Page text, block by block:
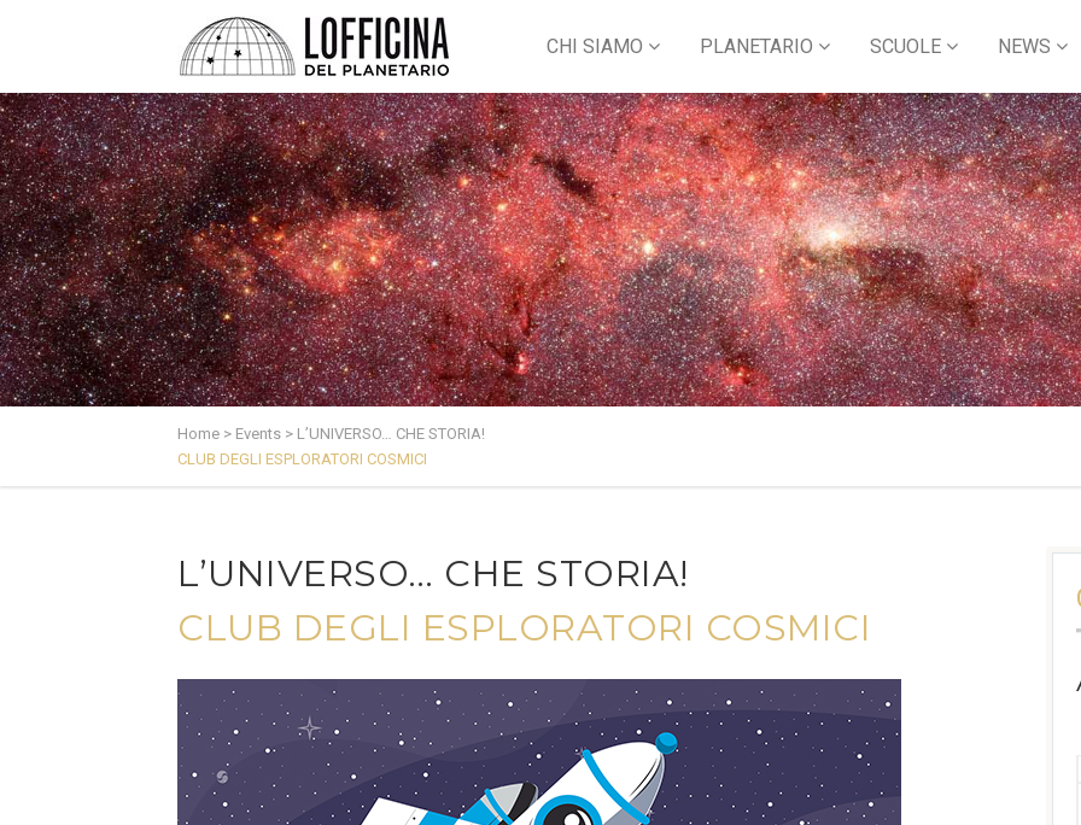
CHI SIAMO PLANETARIO SCUOLE NEWS
Home > Events > L’UNIVERSO… CHE STORIA!
CLUB DEGLI ESPLORATORI COSMICI
L’UNIVERSO… CHE STORIA!
CLUB DEGLI ESPLORATORI COSMICI